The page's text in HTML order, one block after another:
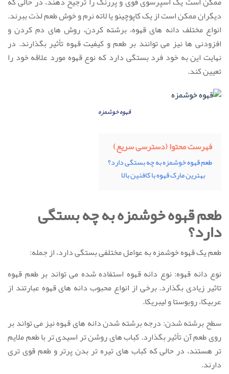
دیگران ممکن است از یک کاپوچینو یا لاته نرم و خوش طعم لذت ببرند.
انواع مختلف دانه های قهوه، برشته کردن، روش های دم کردن و
افزودنی ها نیز می توانند بر طعم و کیفیت قهوه تأثیر بگذارند. در
نهایت این به خود فرد بستگی دارد که نوع قهوه مورد علاقه خود را
تعیین کند.
قهوه خوشمزه
فهرست محتوا (دسترسی سریع)
طعم قهوه خوشمزه به چه بستگی دارد؟
بهترین مارک قهوه با کافئین بالا
طعم قهوه خوشمزه به چه بستگی
دارد؟
طعم یک قهوه خوشمزه به عوامل مختلفی بستگی دارد، از جمله:
نوع دانه قهوه: نوع دانه قهوه استفاده شده می تواند بر طعم قهوه
تاثیر زیادی بگذارد. برخی از انواع محبوب دانه های قهوه عبارتند از
عربیکا، روبوستا و لیبریکا.
سطح برشته شدن: درجه برشته شدن دانه های قهوه نیز می تواند بر
روی طعم آن تأثیر بگذارد. کباب های روشن تر اسیدی تر با طعم ملایم
تر هستند، در حالی که کباب های تیره تر بدن پرتر و طعم قوی تری
دارند.